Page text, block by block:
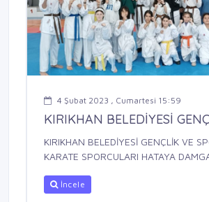
4 Şubat 2023 , Cumartesi 15:59
KIRIKHAN BELEDİYESİ
KIRIKHAN BELEDİYESİ GENÇLİK VE
KARATE SPORCULARI HATAYA
İncele